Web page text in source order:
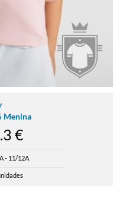
Menina
€
- 11/12A